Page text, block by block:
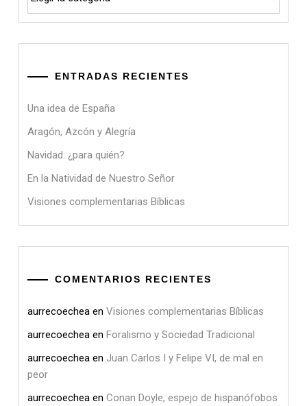
ENTRADAS RECIENTES
Una idea de España
Aragón, Azcón y Alegría
Navidad: ¿para quién?
En la Natividad de Nuestro Señor
Visiones complementarias Bíblicas
COMENTARIOS RECIENTES
aurrecoechea en Visiones complementarias Bíblicas
aurrecoechea en Foralismo y Sociedad Tradicional
aurrecoechea en Juan Carlos I y Felipe VI, de mal en
peor
aurrecoechea en Conan Doyle, espejo de hispanófobos